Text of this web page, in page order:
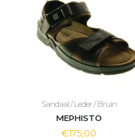
Sandaal / Leder / Bruin
MEPHISTO
€175,00